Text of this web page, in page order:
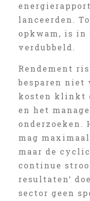
lanceerden.
opkwam, is in
verdubbeld.
Rendement
besparen niet
kosten klinkt
en het
onderzoeken.
mag
maar de
continue
resultaten‘
sector geen